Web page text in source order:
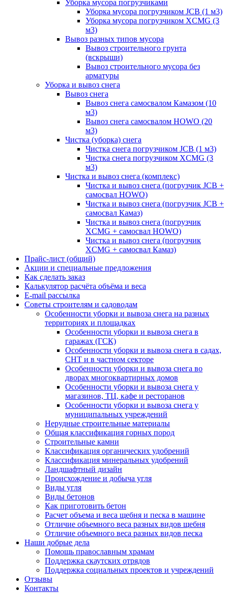
Уборка мусора погрузчиками
Уборка мусора погрузчиком JCB (1 м3)
Уборка мусора погрузчиком XCMG (3
м3)
Вывоз разных типов мусора
Вывоз строительного грунта
(вскрыши)
Вывоз строительного мусора без
арматуры
Уборка и вывоз снега
Вывоз снега
Вывоз снега самосвалом Камазом (10
м3)
Вывоз снега самосвалом HOWO (20
м3)
Чистка (уборка) снега
Чистка снега погрузчиком JCB (1 м3)
Чистка снега погрузчиком XCMG (3
м3)
Чистка и вывоз снега (комплекс)
Чистка и вывоз снега (погрузчик JCB +
самосвал HOWO)
Чистка и вывоз снега (погрузчик JCB +
самосвал Камаз)
Чистка и вывоз снега (погрузчик
XCMG + самосвал HOWO)
Чистка и вывоз снега (погрузчик
XCMG + самосвал Камаз)
Прайс-лист (общий)
Акции и специальные предложения
Как сделать заказ
Калькулятор расчёта объёма и веса
E-mail рассылка
Советы строителям и садоводам
Особенности уборки и вывоза снега на разных
территориях и площадках
Особенности уборки и вывоза снега в
гаражах (ГСК)
Особенности уборки и вывоза снега в садах,
СНТ и в частном секторе
Особенности уборки и вывоза снега во
дворах многоквартирных домов
Особенности уборки и вывоза снега у
магазинов, ТЦ, кафе и ресторанов
Особенности уборки и вывоза снега у
муниципальных учреждений
Нерудные строительные материалы
Общая классификация горных пород
Строительные камни
Классификация органических удобрений
Классификация минеральных удобрений
Ландшафтный дизайн
Происхождение и добыча угля
Виды угля
Виды бетонов
Как приготовить бетон
Расчет объема и веса щебня и песка в машине
Отличие объемного веса разных видов щебня
Отличие объемного веса разных видов песка
Наши добрые дела
Помощь православным храмам
Поддержка скаутских отрядов
Поддержка социальных проектов и учреждений
Отзывы
Контакты